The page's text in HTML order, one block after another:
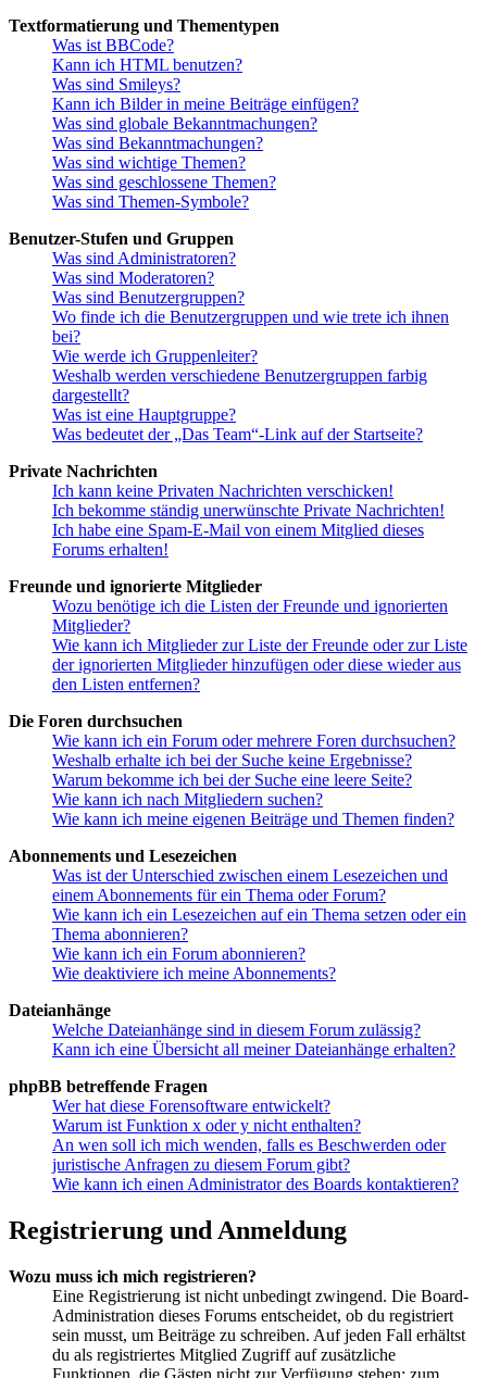
Textformatierung und Thementypen
Was ist BBCode?
Kann ich HTML benutzen?
Was sind Smileys?
Kann ich Bilder in meine Beiträge einfügen?
Was sind globale Bekanntmachungen?
Was sind Bekanntmachungen?
Was sind wichtige Themen?
Was sind geschlossene Themen?
Was sind Themen-Symbole?
Benutzer-Stufen und Gruppen
Was sind Administratoren?
Was sind Moderatoren?
Was sind Benutzergruppen?
Wo finde ich die Benutzergruppen und wie trete ich ihnen
bei?
Wie werde ich Gruppenleiter?
Weshalb werden verschiedene Benutzergruppen farbig
dargestellt?
Was ist eine Hauptgruppe?
Was bedeutet der „Das Team“-Link auf der Startseite?
Private Nachrichten
Ich kann keine Privaten Nachrichten verschicken!
Ich bekomme ständig unerwünschte Private Nachrichten!
Ich habe eine Spam-E-Mail von einem Mitglied dieses
Forums erhalten!
Freunde und ignorierte Mitglieder
Wozu benötige ich die Listen der Freunde und ignorierten
Mitglieder?
Wie kann ich Mitglieder zur Liste der Freunde oder zur Liste
der ignorierten Mitglieder hinzufügen oder diese wieder aus
den Listen entfernen?
Die Foren durchsuchen
Wie kann ich ein Forum oder mehrere Foren durchsuchen?
Weshalb erhalte ich bei der Suche keine Ergebnisse?
Warum bekomme ich bei der Suche eine leere Seite?
Wie kann ich nach Mitgliedern suchen?
Wie kann ich meine eigenen Beiträge und Themen finden?
Abonnements und Lesezeichen
Was ist der Unterschied zwischen einem Lesezeichen und
einem Abonnements für ein Thema oder Forum?
Wie kann ich ein Lesezeichen auf ein Thema setzen oder ein
Thema abonnieren?
Wie kann ich ein Forum abonnieren?
Wie deaktiviere ich meine Abonnements?
Dateianhänge
Welche Dateianhänge sind in diesem Forum zulässig?
Kann ich eine Übersicht all meiner Dateianhänge erhalten?
phpBB betreffende Fragen
Wer hat diese Forensoftware entwickelt?
Warum ist Funktion x oder y nicht enthalten?
An wen soll ich mich wenden, falls es Beschwerden oder
juristische Anfragen zu diesem Forum gibt?
Wie kann ich einen Administrator des Boards kontaktieren?
Registrierung und Anmeldung
Wozu muss ich mich registrieren?
Eine Registrierung ist nicht unbedingt zwingend. Die Board-
Administration dieses Forums entscheidet, ob du registriert
sein musst, um Beiträge zu schreiben. Auf jeden Fall erhältst
du als registriertes Mitglied Zugriff auf zusätzliche
Funktionen, die Gästen nicht zur Verfügung stehen: zum